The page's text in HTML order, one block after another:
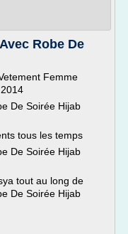
Robe De
Femme
De Soirée Hijab
tous les temps
De Soirée Hijab
tout au long de
De Soirée Hijab